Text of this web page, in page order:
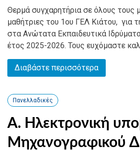
Θερμά συγχαρητήρια σε όλους τους
μαθήτριες του 1ου ΓΕΛ Κιάτου, για
στα Ανώτατα Εκπαιδευτικά
έτος 2025-2026. Τους ευχόμαστε
Διαβάστε περισσότερα
Πανελλαδικές
Α. Ηλεκτρονική
Μηχανογραφικού